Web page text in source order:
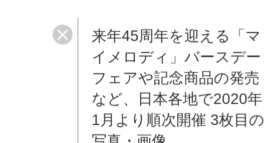
来年45周年を迎える「マ
イメロディ」バースデー
フェアや記念商品の発売
など、日本各地で2020年
1月より順次開催 3枚目の